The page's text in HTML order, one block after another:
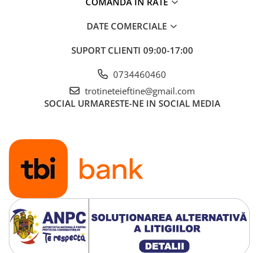
DATE COMERCIALE
SUPORT CLIENTI 09:00-17:00
0734460460
trotineteieftine@gmail.com
SOCIAL URMARESTE-NE IN SOCIAL MEDIA